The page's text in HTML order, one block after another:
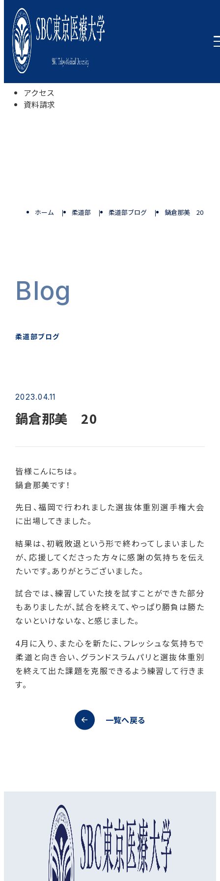
本学について
学びの特色
学部・学科
キャンパスライフ
入試情報
受験相談会
アクセス
資料請求
Blog
柔道部ブログ
ホーム 柔道部 柔道部ブログ 鍋倉那美 20
2023.04.11
鍋倉那美 20
皆様こんにちは。
鍋倉那美です！
先日、福岡で行われました選抜体重別選手権大会
に出場してきました。
結果は、初戦敗退という形で終わってしまいました
が、応援してくださった方々に感謝の気持ちを伝え
たいです。ありがとうございました。
試合では、練習していた技を試すことができた部分
もありましたが、試合を終えて、やっぱり勝負は勝た
ないといけないな、と感じました。
4月に入り、また心を新たに、フレッシュな気持ちで
柔道と向き合い、グランドスラムパリと選抜体重別
を終えて出た課題を克服できるよう練習して行きま
す。
一覧へ戻る